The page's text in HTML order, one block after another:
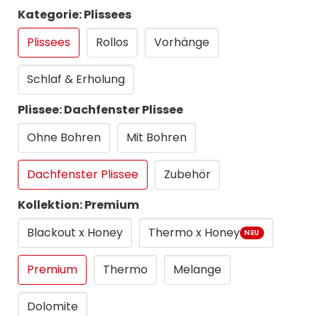
Kategorie: Plissees
Plissees
Rollos Vorhänge
Schlaf & Erholung
Plissee: Dachfenster Plissee
Ohne Bohren
Mit Bohren
Dachfenster Plissee
Zubehör
Kollektion: Premium
Blackout x Honey
Thermo x Honey NEU
Premium Thermo Melange
Dolomite